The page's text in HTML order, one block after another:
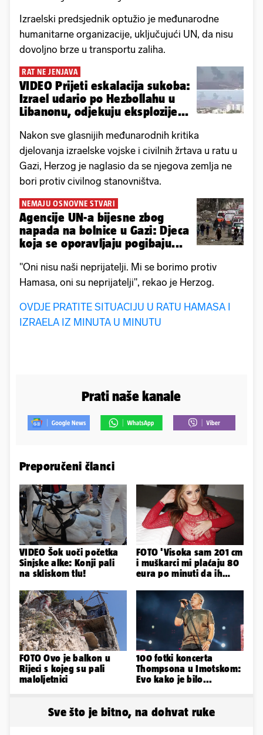
Izraelski predsjednik optužio je međunarodne
humanitarne organizacije, uključujući UN, da nisu
dovoljno brze u transportu zaliha.
RAT NE JENJAVA
VIDEO Prijeti eskalacija sukoba:
Izrael udario po Hezbollahu u
Libanonu, odjekuju eksplozije...
Nakon sve glasnijih međunarodnih kritika
djelovanja izraelske vojske i civilnih žrtava u ratu u
Gazi, Herzog je naglasio da se njegova zemlja ne
bori protiv civilnog stanovništva.
NEMAJU OSNOVNE STVARI
Agencije UN-a bijesne zbog
napada na bolnice u Gazi: Djeca
koja se oporavljaju pogibaju...
"Oni nisu naši neprijatelji. Mi se borimo protiv
Hamasa, oni su neprijatelji", rekao je Herzog.
OVDJE PRATITE SITUACIJU U RATU HAMASA I
IZRAELA IZ MINUTA U MINUTU
Prati naše kanale
Preporučeni članci
VIDEO Šok uoči početka
Sinjske alke: Konji pali
na skliskom tlu!
FOTO 'Visoka sam 201 cm
i muškarci mi plaćaju 80
eura po minuti da ih
FOTO Ovo je balkon u
Rijeci s kojeg su pali
maloljetnici
100 fotki koncerta
Thompsona u Imotskom:
Evo kako je bilo...
Sve što je bitno, na dohvat ruke